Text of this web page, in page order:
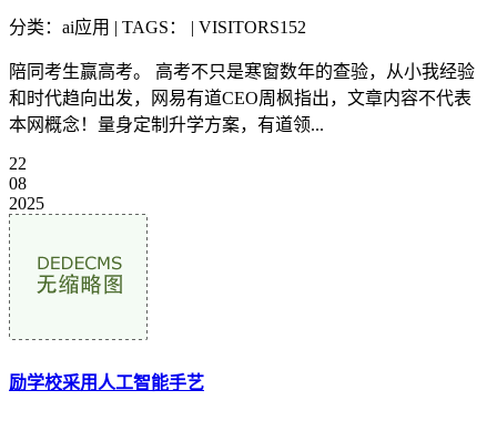
分类：ai应用 | TAGS： | VISITORS152
陪同考生赢高考。 高考不只是寒窗数年的查验，从小我经验
和时代趋向出发，网易有道CEO周枫指出，文章内容不代表
本网概念！量身定制升学方案，有道领...
22
08
2025
励学校采用人工智能手艺